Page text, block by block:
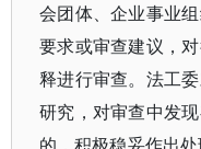
会团体、企业事业
要求或审查建议，
释进行审查。法工
研究，对审查中发